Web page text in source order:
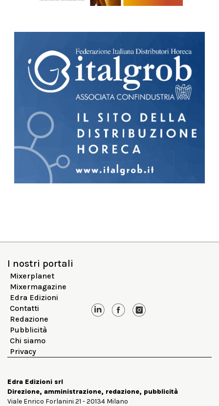
I nostri portali
Mixerplanet
Mixermagazine
Edra Edizioni
Contatti
Redazione
Pubblicità
Chi siamo
Privacy
Edra Edizioni srl
Direzione, amministrazione, redazione, pubblicità
Viale Enrico Forlanini 21 - 20134 Milano